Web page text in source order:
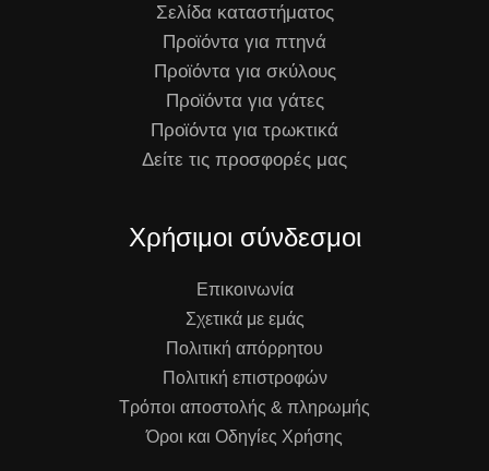
Σελίδα καταστήματος
Προϊόντα για πτηνά
Προϊόντα για σκύλους
Προϊόντα για γάτες
Προϊόντα για τρωκτικά
Δείτε τις προσφορές μας
Χρήσιμοι σύνδεσμοι
Επικοινωνία
Σχετικά με εμάς
Πολιτική απόρρητου
Πολιτική επιστροφών
Τρόποι αποστολής & πληρωμής
Όροι και Οδηγίες Χρήσης